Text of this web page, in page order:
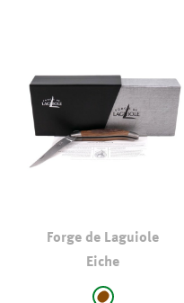
Forge de Laguiole
Eiche
auswählen